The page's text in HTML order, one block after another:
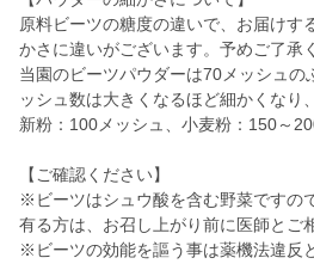
原料ビーツの糖度の違いで、お届けす
かさに違いがございます。予めご了承
当園のビーツパウダーは70メッシュの
ッシュ数は大きくなるほど細かくなり
新粉：100メッシュ、小麦粉：150～
【ご確認ください】
※ビーツはシュウ酸を含む野菜ですの
有る方は、お召し上がり前に医師とご
※ビーツの効能を謳う事は薬機法違反